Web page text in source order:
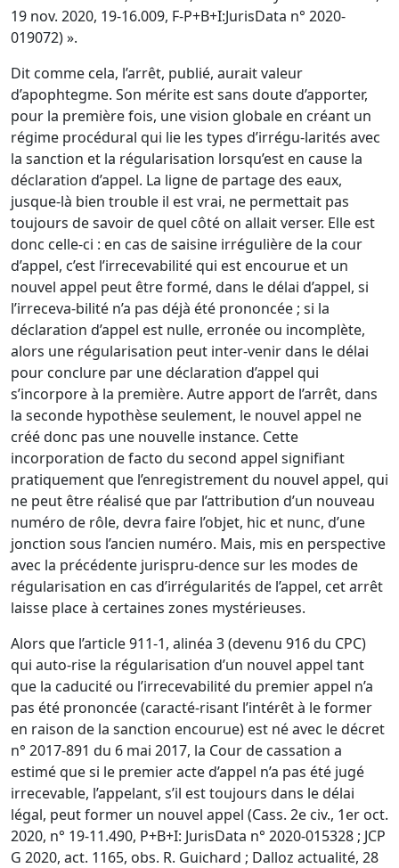
19 nov. 2020, 19-16.009, F-P+B+I:JurisData n° 2020-
019072) ».
Dit comme cela, l’arrêt, publié, aurait valeur
d’apophtegme. Son mérite est sans doute d’apporter,
pour la première fois, une vision globale en créant un
régime procédural qui lie les types d’irrégu-larités avec
la sanction et la régularisation lorsqu’est en cause la
déclaration d’appel. La ligne de partage des eaux,
jusque-là bien trouble il est vrai, ne permettait pas
toujours de savoir de quel côté on allait verser. Elle est
donc celle-ci : en cas de saisine irrégulière de la cour
d’appel, c’est l’irrecevabilité qui est encourue et un
nouvel appel peut être formé, dans le délai d’appel, si
l’irreceva-bilité n’a pas déjà été prononcée ; si la
déclaration d’appel est nulle, erronée ou incomplète,
alors une régularisation peut inter-venir dans le délai
pour conclure par une déclaration d’appel qui
s’incorpore à la première. Autre apport de l’arrêt, dans
la seconde hypothèse seulement, le nouvel appel ne
créé donc pas une nouvelle instance. Cette
incorporation de facto du second appel signifiant
pratiquement que l’enregistrement du nouvel appel, qui
ne peut être réalisé que par l’attribution d’un nouveau
numéro de rôle, devra faire l’objet, hic et nunc, d’une
jonction sous l’ancien numéro. Mais, mis en perspective
avec la précédente jurispru-dence sur les modes de
régularisation en cas d’irrégularités de l’appel, cet arrêt
laisse place à certaines zones mystérieuses.
Alors que l’article 911-1, alinéa 3 (devenu 916 du CPC)
qui auto-rise la régularisation d’un nouvel appel tant
que la caducité ou l’irrecevabilité du premier appel n’a
pas été prononcée (caracté-risant l’intérêt à le former
en raison de la sanction encourue) est né avec le décret
n° 2017-891 du 6 mai 2017, la Cour de cassation a
estimé que si le premier acte d’appel n’a pas été jugé
irrecevable, l’appelant, s’il est toujours dans le délai
légal, peut former un nouvel appel (Cass. 2e civ., 1er oct.
2020, n° 19-11.490, P+B+I: JurisData n° 2020-015328 ; JCP
G 2020, act. 1165, obs. R. Guichard ; Dalloz actualité, 28